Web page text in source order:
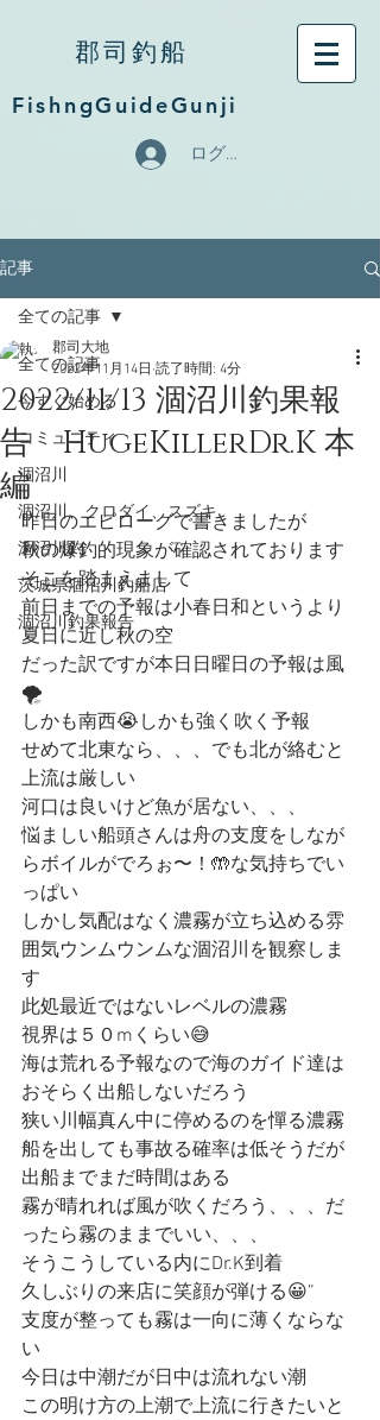
郡司釣船
FishngGuideGunji
ログイン
記事
全ての記事
今すぐ始める
コミュニティ
涸沼川
涸沼川、クロダイ、スズキ
涸沼川釣
茨城県涸沼川釣船店
涸沼川釣果報告
全ての記事
2022/11/13 涸沼川釣果報
告 HugeKillerDr.K 本
編
郡司大地
2022年11月14日 読了時間: 4分
昨日のエピローグで書きましたが
秋の爆釣的現象が確認されております
そこを踏まえまして
前日までの予報は小春日和というより
夏日に近し秋の空
だった訳ですが本日日曜日の予報は風
🌪
しかも南西😭しかも強く吹く予報
せめて北東なら、、、でも北が絡むと
上流は厳しい
河口は良いけど魚が居ない、、、
悩ましい船頭さんは舟の支度をしなが
らボイルがでろぉ〜！🤲な気持ちでい
っぱい
しかし気配はなく濃霧が立ち込める雰
囲気ウンムウンムな涸沼川を観察しま
す
此処最近ではないレベルの濃霧
視界は５０mくらい😅
海は荒れる予報なので海のガイド達は
おそらく出船しないだろう
狭い川幅真ん中に停めるのを憚る濃霧
船を出しても事故る確率は低そうだが
出船までまだ時間はある
霧が晴れれば風が吹くだろう、、、だ
ったら霧のままでいい、、、
そうこうしている内にDr.K到着
久しぶりの来店に笑顔が弾ける😀”
支度が整っても霧は一向に薄くならな
い
今日は中潮だが日中は流れない潮
この明け方の上潮で上流に行きたいと